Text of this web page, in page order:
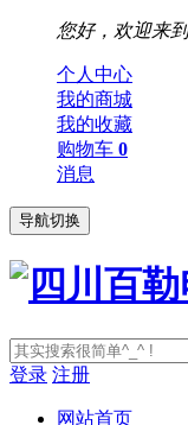
您好，欢迎来到
个人中心
我的商城
我的收藏
购物车 0
消息
导航切换
登录 注册
网站首页